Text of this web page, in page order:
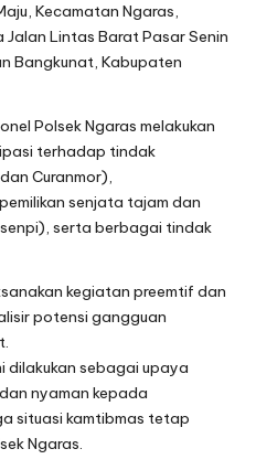
Kecamatan Ngaras,
Lintas Barat Pasar Senin
Bangkunat, Kabupaten
Polsek Ngaras melakukan
terhadap tindak
Curanmor),
senjata tajam dan
serta berbagai tindak
kegiatan preemtif dan
potensi gangguan
dilakukan sebagai upaya
nyaman kepada
situasi kamtibmas tetap
Ngaras.